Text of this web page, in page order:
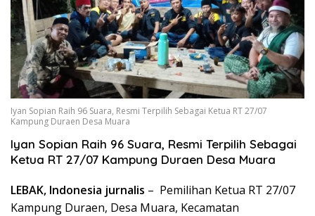
Iyan Sopian Raih 96 Suara, Resmi Terpilih Sebagai Ketua RT 27/07
Kampung Duraen Desa Muara
Iyan Sopian Raih 96 Suara, Resmi Terpilih Sebagai
Ketua RT 27/07 Kampung Duraen Desa Muara
LEBAK, Indonesia jurnalis – Pemilihan Ketua RT 27/07
Kampung Duraen, Desa Muara, Kecamatan